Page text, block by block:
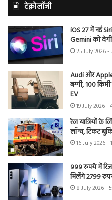
टेक्नोलॉजी
iOS 27 में नई
Gemini को
25 July 2026 -
Audi और Apple
बग्गी, 100
EV
19 July 2026 -
रेल यात्रियों के
लॉन्च, टिकट
16 July 2026 -
999 रुपये में
मिलेंगे 2799
8 July 2026 -